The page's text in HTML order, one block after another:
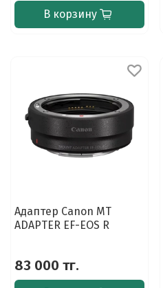
В корзину
Адаптер Canon MT
ADAPTER EF-EOS R
83 000 тг.